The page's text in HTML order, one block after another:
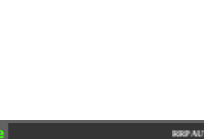
RRP AUTO IMPORT LIMITED